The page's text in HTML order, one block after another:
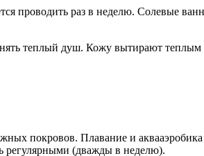
проводить раз в неделю. Солевые
теплый душ. Кожу вытирают
покровов. Плавание и
регулярными (дважды в неделю).